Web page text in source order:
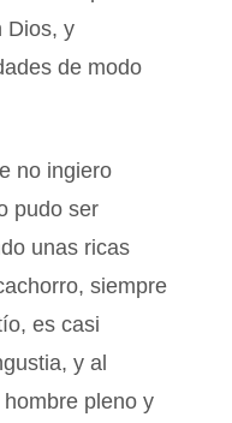
Dios, y
de modo
no ingiero
pudo ser
unas ricas
siempre
es casi
y al
pleno y